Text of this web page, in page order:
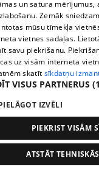
Cēsu AO
Pieturas
un satura mērījumus,
Zemāk
mūsu tīmekļa
vietnes sadaļas.
savu piekrišanu.
uz visām interneta
skatīt sīkdatņu
VISUS PARTNERUS
IZVĒLI
PIEKRIST VISĀM
ATSTĀT